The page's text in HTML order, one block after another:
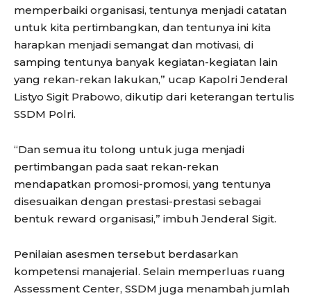
memperbaiki organisasi, tentunya menjadi catatan
untuk kita pertimbangkan, dan tentunya ini kita
harapkan menjadi semangat dan motivasi, di
samping tentunya banyak kegiatan-kegiatan lain
yang rekan-rekan lakukan,” ucap Kapolri Jenderal
Listyo Sigit Prabowo, dikutip dari keterangan tertulis
SSDM Polri.
“Dan semua itu tolong untuk juga menjadi
pertimbangan pada saat rekan-rekan
mendapatkan promosi-promosi, yang tentunya
disesuaikan dengan prestasi-prestasi sebagai
bentuk reward organisasi,” imbuh Jenderal Sigit.
Penilaian asesmen tersebut berdasarkan
kompetensi manajerial. Selain memperluas ruang
Assessment Center, SSDM juga menambah jumlah